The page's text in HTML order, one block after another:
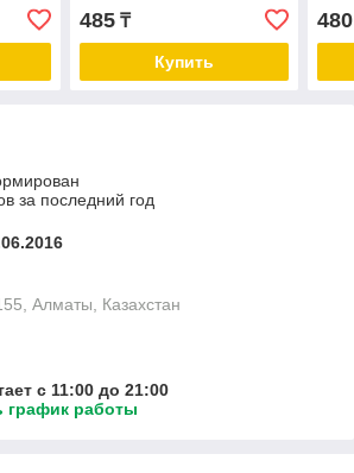
485₸
Купить
480
за последний год
Алматы, Казахстан
с 11:00 до 21:00
график работы